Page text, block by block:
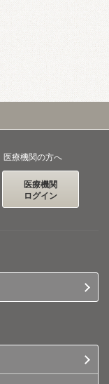
医療機関の方へ
医療機関
ログイン